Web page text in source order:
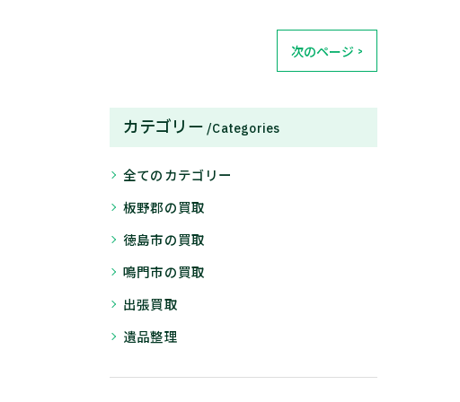
次のページ >
カテゴリー Categories
全てのカテゴリー
板野郡の買取
徳島市の買取
鳴門市の買取
出張買取
遺品整理